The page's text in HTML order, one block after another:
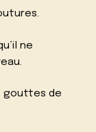
ne
gouttes de